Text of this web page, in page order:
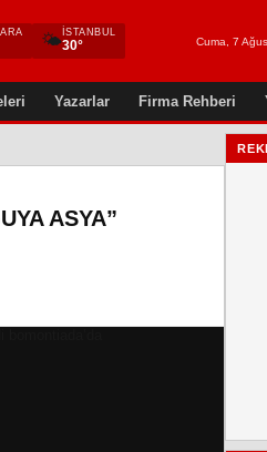
🌤 İSTANBUL
30° Cuma, 7
Yazarlar Firma Rehberi
ASYA”